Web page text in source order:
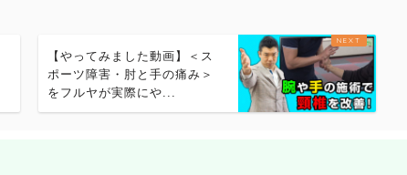
【やってみました動画】＜ス
ポーツ障害・肘と手の痛み＞
をフルヤが実際にや...